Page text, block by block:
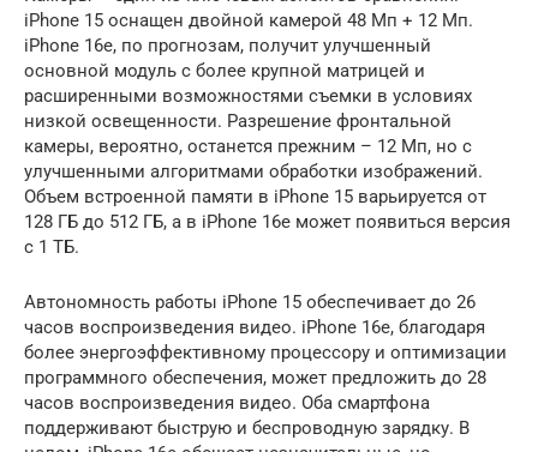
iPhone 15 оснащен двойной камерой 48 Мп + 12 Мп.
iPhone 16e, по прогнозам, получит улучшенный
основной модуль с более крупной матрицей и
расширенными возможностями съемки в условиях
низкой освещенности. Разрешение фронтальной
камеры, вероятно, останется прежним – 12 Мп, но с
улучшенными алгоритмами обработки изображений.
Объем встроенной памяти в iPhone 15 варьируется от
128 ГБ до 512 ГБ, а в iPhone 16e может появиться версия
с 1 ТБ.
Автономность работы iPhone 15 обеспечивает до 26
часов воспроизведения видео. iPhone 16e, благодаря
более энергоэффективному процессору и оптимизации
программного обеспечения, может предложить до 28
часов воспроизведения видео. Оба смартфона
поддерживают быструю и беспроводную зарядку. В